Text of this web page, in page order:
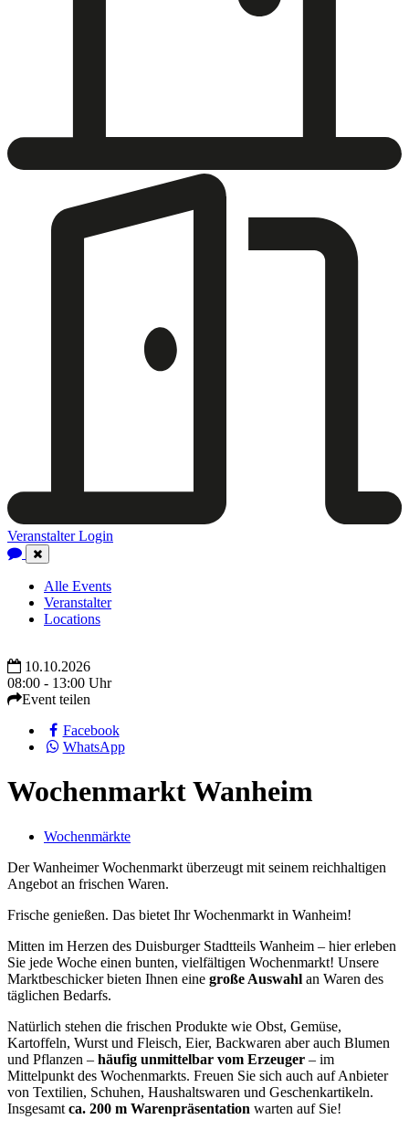
Veranstalter Login
Close
Navigation
Alle Events
Veranstalter
Locations
10.10.2026
08:00 - 13:00 Uhr
Event teilen
Facebook
WhatsApp
Wochenmarkt Wanheim
Wochenmärkte
Der Wanheimer Wochenmarkt überzeugt mit seinem reichhaltigen
Angebot an frischen Waren.
Frische genießen. Das bietet Ihr Wochenmarkt in Wanheim!
Mitten im Herzen des Duisburger Stadtteils Wanheim – hier erleben
Sie jede Woche einen bunten, vielfältigen Wochenmarkt! Unsere
Marktbeschicker bieten Ihnen eine große Auswahl an Waren des
täglichen Bedarfs.
Natürlich stehen die frischen Produkte wie Obst, Gemüse,
Kartoffeln, Wurst und Fleisch, Eier, Backwaren aber auch Blumen
und Pflanzen – häufig unmittelbar vom Erzeuger – im
Mittelpunkt des Wochenmarkts. Freuen Sie sich auch auf Anbieter
von Textilien, Schuhen, Haushaltswaren und Geschenkartikeln.
Insgesamt ca. 200 m Warenpräsentation warten auf Sie!